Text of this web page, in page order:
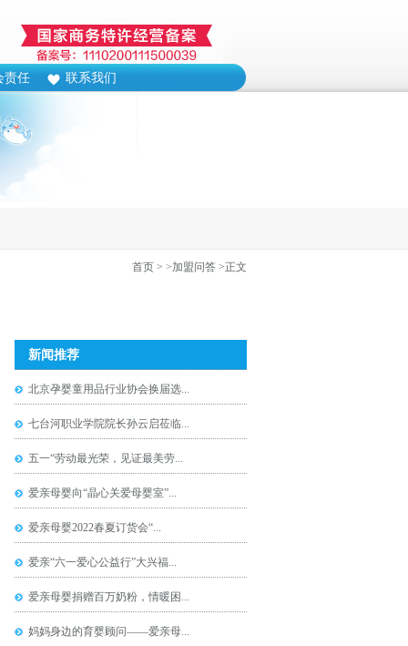
责任 联系我们
首页 > >加盟问答 >正文
新闻推荐
北京孕婴童用品行业协会换届选...
七台河职业学院院长孙云启莅临...
五一“劳动最光荣，见证最美劳...
爱亲母婴向“晶心关爱母婴室”...
爱亲母婴2022春夏订货会“...
爱亲“六一爱心公益行”大兴福...
爱亲母婴捐赠百万奶粉，情暖困...
妈妈身边的育婴顾问——爱亲母...